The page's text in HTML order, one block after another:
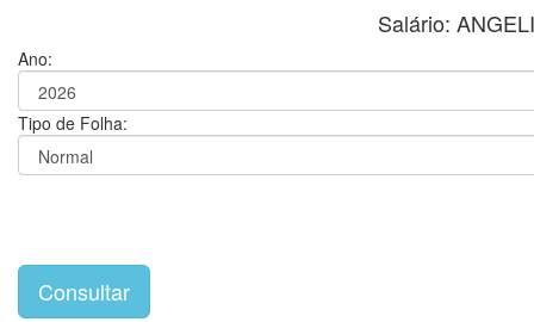
Salário:
Ano:
Tipo de Folha: